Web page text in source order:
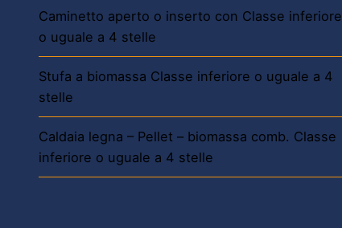
Caminetto aperto o inserto con Classe inferiore
o uguale a 4 stelle
Stufa a biomassa Classe inferiore o uguale a 4
stelle
Caldaia legna – Pellet – biomassa comb. Classe
inferiore o uguale a 4 stelle